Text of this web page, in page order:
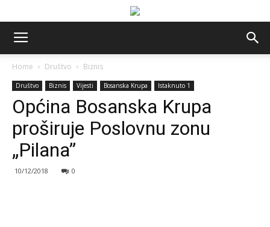
Home Društvo Biznis
Društvo Biznis Vijesti Bosanska Krupa Istaknuto 1
Općina Bosanska Krupa
proširuje Poslovnu zonu
„Pilana”
10/12/2018 0